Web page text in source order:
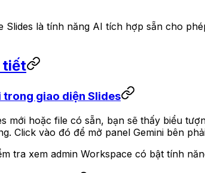
Slides là tính năng AI tích hợp sẵn cho
tiết
trong giao diện Slides
mới hoặc file có sẵn, bạn sẽ thấy biểu
Click vào đó để mở panel Gemini bên
tra xem admin Workspace có bật tính